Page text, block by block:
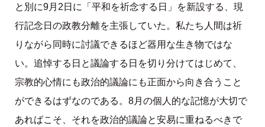
と別に9月2日に「平和を祈念する日」を新設する、現
行記念日の政教分離を主張していた。私たち人間は祈
りながら同時に討議できるほど器用な生き物ではな
い。追悼する日と議論する日を切り分けてはじめて、
宗教的心情にも政治的議論にも正面から向き合うこと
ができるはずなのである。8月の個人的な記憶が大切で
あればこそ、それを政治的議論と安易に重ねるべきで